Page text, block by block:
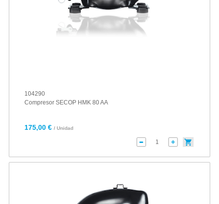
104290
Compresor SECOP HMK 80 AA
175,00 € / Unidad